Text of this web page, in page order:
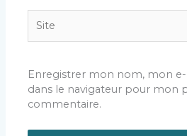
Enregistrer mon nom, mon
dans le navigateur pour mon
commentaire.